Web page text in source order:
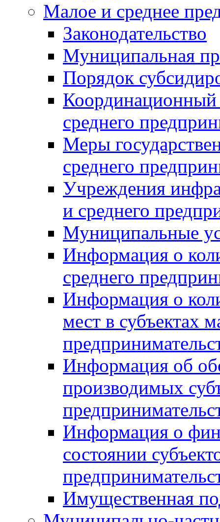
Малое и среднее
Законодательство
Муниципальная
Порядок
Координационный
среднего
Меры
среднего
Учреждения
и среднего
Муниципальные
Информация о
среднего
Информация о
мест в субъектах
Информация об
производимых
Информация о
состоянии
Имущественная